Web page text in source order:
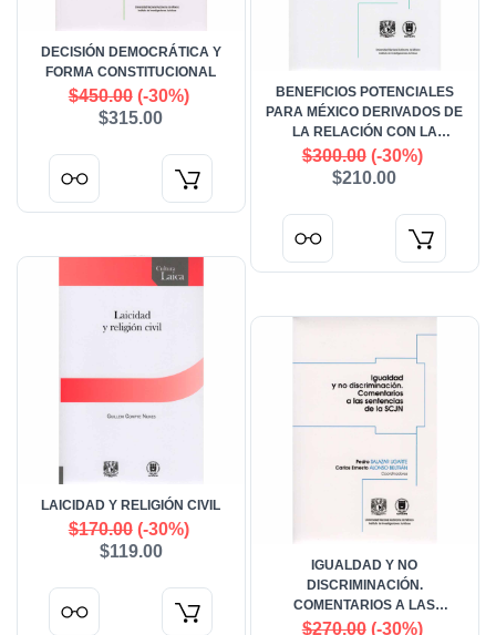
DECISIÓN DEMOCRÁTICA Y
FORMA CONSTITUCIONAL
$450.00(-30%)
$315.00
BENEFICIOS POTENCIALES
PARA MÉXICO DERIVADOS DE
LA RELACIÓN CON LA
AUTORIDAD INTERNACIONAL
DE LOS FONDOS MARINOS
$300.00(-30%)
$210.00
LAICIDAD Y RELIGIÓN CIVIL
$170.00(-30%)
$119.00
IGUALDAD Y NO
DISCRIMINACIÓN.
COMENTARIOS A LAS
SENTENCIAS DE LA SCJN
$270.00(-30%)